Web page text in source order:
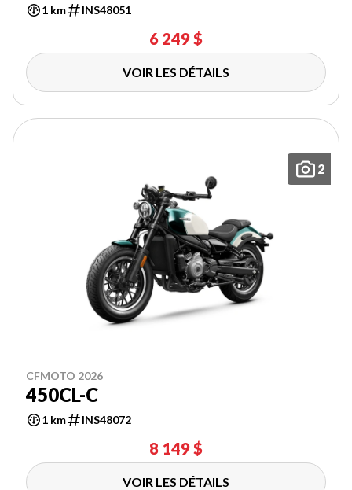
1 km INS48051
6 249 $
VOIR LES DÉTAILS
2
CFMOTO 2026
450CL-C
1 km INS48072
8 149 $
VOIR LES DÉTAILS